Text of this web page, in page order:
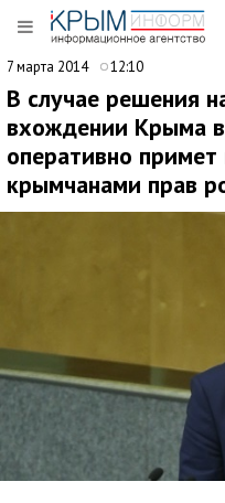
7 марта 2014 12:10
В случае решения
вхождении Крыма
оперативно
крымчанами прав